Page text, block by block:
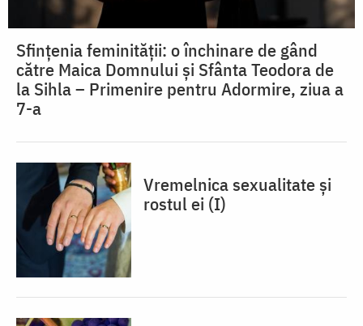
Sfințenia feminității: o închinare de gând
către Maica Domnului și Sfânta Teodora de
la Sihla – Primenire pentru Adormire, ziua a
7-a
Vremelnica sexualitate și
rostul ei (I)